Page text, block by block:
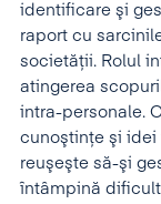
identificare şi
raport cu
societății. Rolul
atingerea
intra-personale.
cunoştinţe şi idei
reuşeşte să-şi
întâmpină